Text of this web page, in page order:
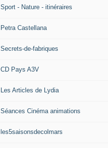
Sport - Nature - itinéraires
Petra Castellana
Secrets-de-fabriques
CD Pays A3V
Les Articles de Lydia
Séances Cinéma animations
les5saisonsdecolmars